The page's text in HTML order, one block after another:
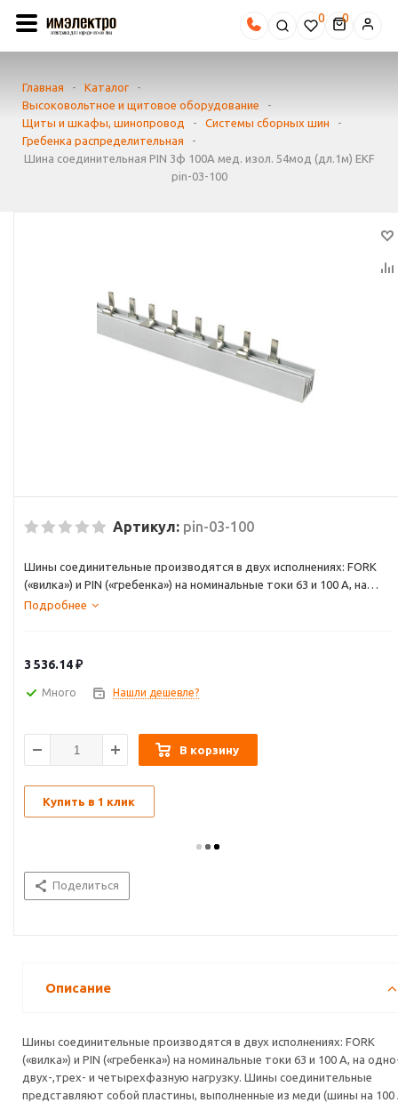
0
Главная - Каталог
-
Высоковольтное и щитовое оборудование
-
Щиты и шкафы, шинопровод
- Системы сборных шин
-
Гребенка распределительная
-
Шина соединительная PIN 3ф 100А мед. изол. 54мод (дл.1м) EKF
pin-03-100
Артикул: pin-03-100
Шины соединительные производятся в двух исполнениях: FORK
(«вилка») и PIN («гребенка») на номинальные токи 63 и 100 А, на
одно-, двух-,трех- и четырехфазную нагрузку. Шины
Подробнее
3 536.14₽
Много Нашли дешевле?
В корзину
Купить в 1 клик
Поделиться
Описание
Шины соединительные производятся в двух исполнениях: FORK
(«вилка») и PIN («гребенка») на номинальные токи 63 и 100 А, на
двух-,трех- и четырехфазную нагрузку. Шины соединительные
представляют собой пластины, выполненные из меди (шины на 100